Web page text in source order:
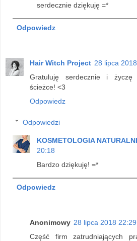
serdecznie dziękuję =*
Odpowiedz
Hair Witch Project 28 lipca
Gratuluję serdecznie i życzę
ścieżce! <3
Odpowiedz
Odpowiedzi
KOSMETOLOGIA
20:18
Bardzo dziękuję! =*
Odpowiedz
Anonimowy 28 lipca 2018 22:29
Część firm zatrudniających